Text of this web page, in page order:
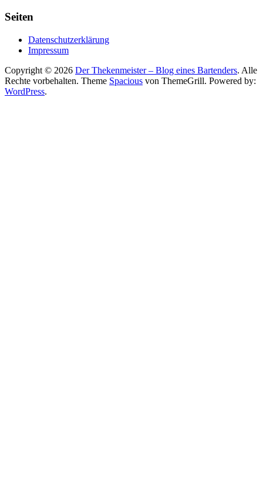
Seiten
Datenschutzerklärung
Impressum
Copyright © 2026 Der Thekenmeister – Blog eines Bartenders. Alle
Rechte vorbehalten. Theme Spacious von ThemeGrill. Powered by:
WordPress.